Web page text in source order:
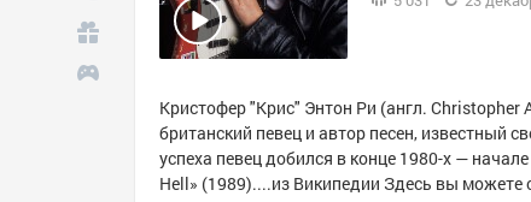
Кристофер "Крис" Энтон Ри (англ.
британский певец и автор песен, известный
успеха певец добился в конце 1980-х —
Hell» (1989)....из Википедии Здесь вы можете